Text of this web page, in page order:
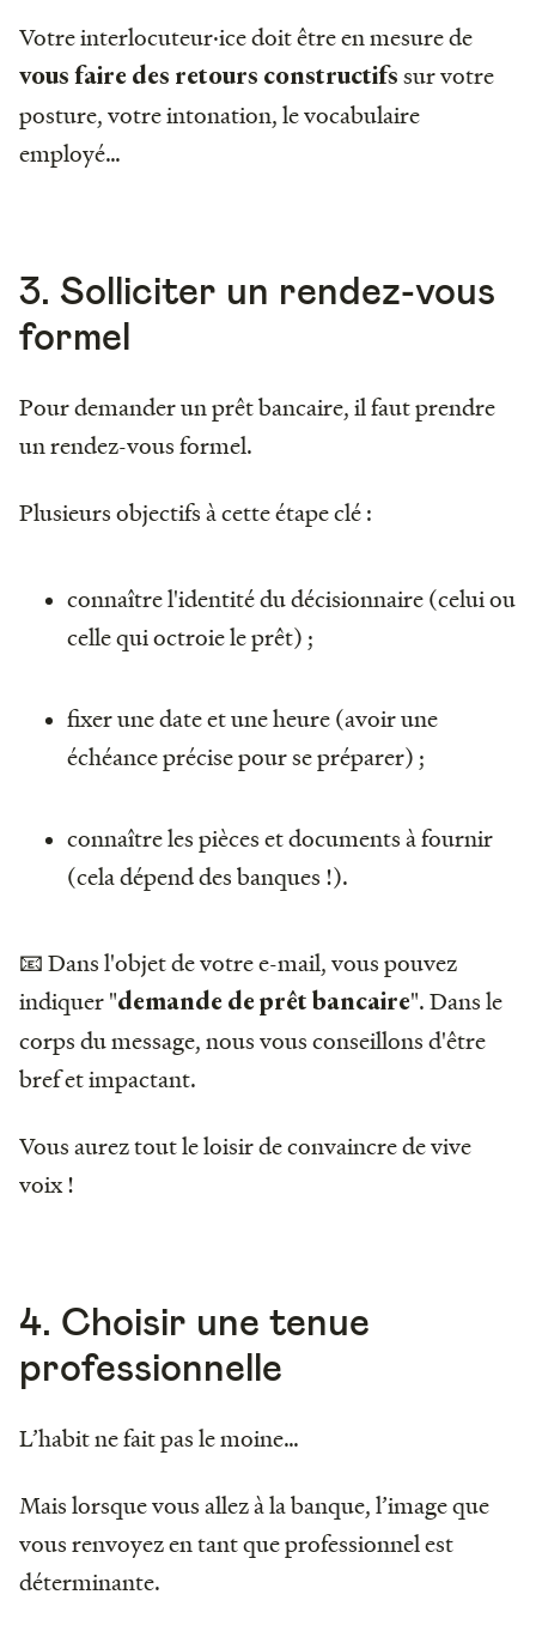
Votre interlocuteur·ice doit être en mesure de
vous faire des retours constructifs sur votre
posture, votre intonation, le vocabulaire
employé…
3. Solliciter un rendez-vous
formel
Pour demander un prêt bancaire, il faut prendre
un rendez-vous formel.
Plusieurs objectifs à cette étape clé :
connaître l'identité du décisionnaire (celui ou
celle qui octroie le prêt) ;
fixer une date et une heure (avoir une
échéance précise pour se préparer) ;
connaître les pièces et documents à fournir
(cela dépend des banques !).
📧 Dans l'objet de votre e-mail, vous pouvez
indiquer "demande de prêt bancaire". Dans le
corps du message, nous vous conseillons d'être
bref et impactant.
Vous aurez tout le loisir de convaincre de vive
voix !
4. Choisir une tenue
professionnelle
L’habit ne fait pas le moine…
Mais lorsque vous allez à la banque, l’image que
vous renvoyez en tant que professionnel est
déterminante.